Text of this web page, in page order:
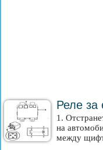
Реле за
1.
на
между